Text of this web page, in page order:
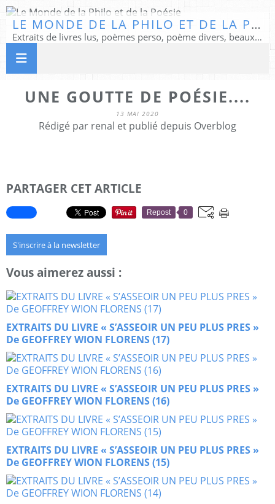
LE MONDE DE LA PHILO ET DE LA POÉSIE
Extraits de livres lus, poèmes perso, poème divers, beaux textes...
UNE GOUTTE DE POÉSIE....
13 MAI 2020
Rédigé par renal et publié depuis Overblog
PARTAGER CET ARTICLE
Repost 0
S'inscrire à la newsletter
Vous aimerez aussi :
EXTRAITS DU LIVRE « S’ASSEOIR UN PEU PLUS PRES »
De GEOFFREY WION FLORENS (17)
EXTRAITS DU LIVRE « S’ASSEOIR UN PEU PLUS PRES »
De GEOFFREY WION FLORENS (16)
EXTRAITS DU LIVRE « S’ASSEOIR UN PEU PLUS PRES »
De GEOFFREY WION FLORENS (15)